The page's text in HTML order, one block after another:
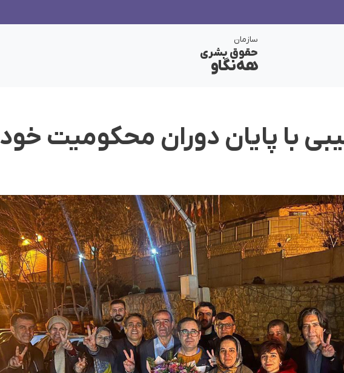
سازمان
حقوق بشری
هەنگاو
با پایان دوران محکومیت خود